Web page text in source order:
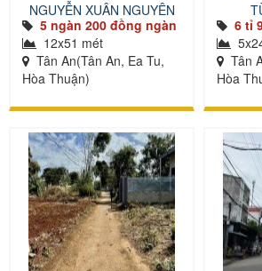
NGUYỄN XUÂN NGUYÊN
5 ngàn 200 đồng ngàn
12x51 mét
Tân An(Tân An, Ea Tu,
Hòa Thuận)
6 tỉ
Tân
Hòa